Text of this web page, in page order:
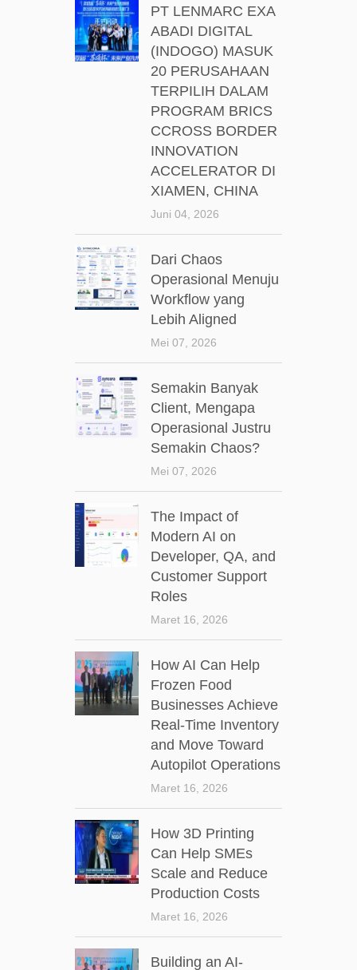
PT LENMARC EXA
ABADI DIGITAL
(INDOGO) MASUK
20 PERUSAHAAN
TERPILIH DALAM
PROGRAM BRICS
CCROSS BORDER
INNOVATION
ACCELERATOR DI
XIAMEN, CHINA
Juni 04, 2026
Dari Chaos
Operasional Menuju
Workflow yang
Lebih Aligned
Mei 07, 2026
Semakin Banyak
Client, Mengapa
Operasional Justru
Semakin Chaos?
Mei 07, 2026
The Impact of
Modern AI on
Developer, QA, and
Customer Support
Roles
Maret 16, 2026
How AI Can Help
Frozen Food
Businesses Achieve
Real-Time Inventory
and Move Toward
Autopilot Operations
Maret 16, 2026
How 3D Printing
Can Help SMEs
Scale and Reduce
Production Costs
Maret 16, 2026
Building an AI-